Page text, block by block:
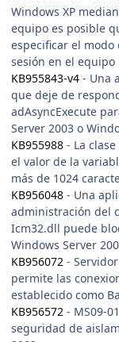
Windows XP
equipo es posible
especificar el
sesión en el equipo
KB955843-v4 - Una
que deje de
adAsyncExecute
Server 2003 o
KB955988 - La
el valor de la
más de 1024
KB956048 - Una
administración del
Icm32.dll puede
Windows Server
KB956072 -
permite las
establecido como
KB956572 - MS09-
seguridad de